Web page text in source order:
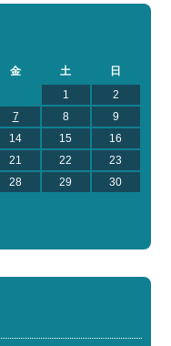
金 土
日
1
2
7 8
9
14 15
16
21 22
23
28 29
30